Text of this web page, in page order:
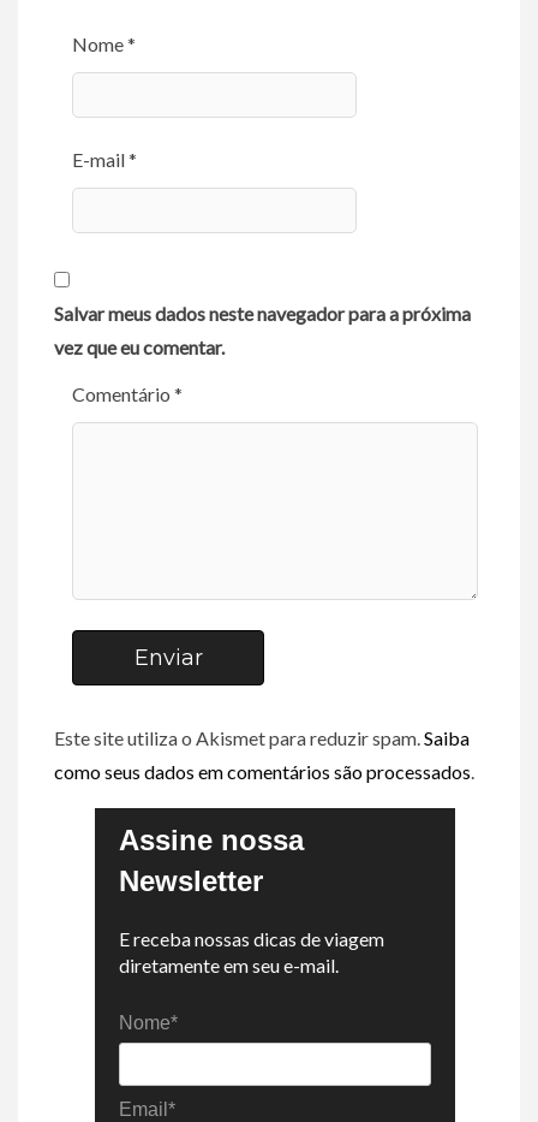
Nome *
E-mail *
Salvar meus dados neste navegador para a próxima
vez que eu comentar.
Comentário *
Enviar
Este site utiliza o Akismet para reduzir spam.Saiba
como seus dados em comentários são processados.
Assine nossa
Newsletter
E receba nossas dicas de viagem
diretamente em seu e-mail.
Nome*
Email*